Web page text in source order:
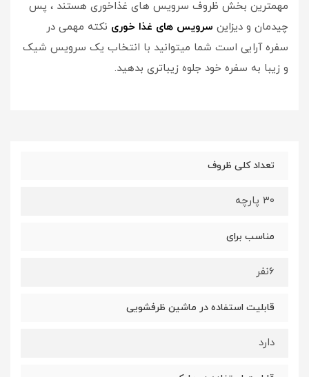
مهمترین بخش ظروف سرویس های غذاخوری هستند ، پس
چیدمان و دیزاین سرویس های غذا خوری نکته مهمی در
سفره آرایی است شما میتوانید با انتخاب یک سرویس شیک
و زیبا به سفره خود جلوه زیباتری بدهید.
تعداد کلی ظروف
30 پارچه
مناسب برای
6نفر
قابلیت استفاده در ماشین ظرفشویی
دارد